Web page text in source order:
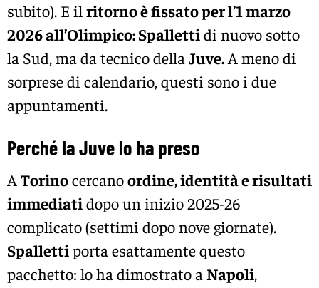
subito). E il ritorno è fissato per l’1 marzo
2026 all’Olimpico: Spallettidi nuovo sotto
la Sud, ma da tecnico della Juve.A meno di
sorprese di calendario, questi sono i due
appuntamenti.
Perché la Juve lo ha preso
A Torinocercanoordine, identità e risultati
immediatidopo un inizio 2025-26
complicato (settimi dopo nove giornate).
Spallettiporta esattamente questo
pacchetto: lo ha dimostrato a Napoli,